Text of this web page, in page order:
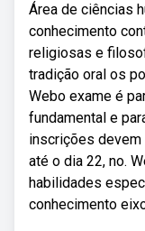
Área de ciências
conhecimento
religiosas e
tradição oral os
Webo exame é
fundamental e
inscrições
até o dia 22, no.
habilidades
conhecimento